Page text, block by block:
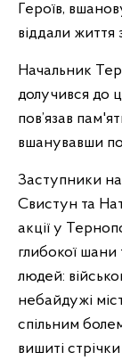
Героїв,
віддали
Начальник
долучився до
пов’язав
вшанувавши
Заступники
Свистун та
акції у
глибокої шани
людей:
небайдужі
спільним
вишиті